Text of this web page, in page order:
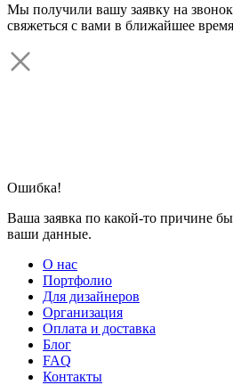
Мы получили вашу заявку на
свяжеться с вами в ближайшее
Ошибка!
Ваша заявка по какой-то причине
ваши данные.
О нас
Портфолио
Для дизайнеров
Организация
Оплата и доставка
Блог
FAQ
Контакты